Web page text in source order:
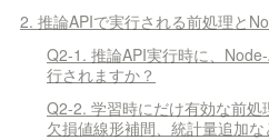
2. 推論APIで実行される前処理と
Q2-1. 推論API実行時に、
行されますか？
Q2-2. 学習時にだけ有効な前処
欠損値線形補間、統計量追加